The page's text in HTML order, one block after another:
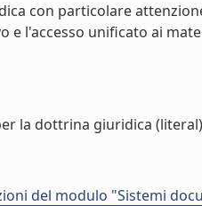
con particolare
e l'accesso unificato ai
la dottrina giuridica (literal)
del modulo "Sistemi